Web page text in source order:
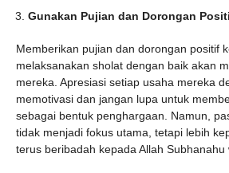
Gunakan Pujian dan Dorongan
Memberikan pujian dan dorongan positif
melaksanakan sholat dengan baik akan
mereka. Apresiasi setiap usaha mereka
memotivasi dan jangan lupa untuk
sebagai bentuk penghargaan. Namun,
tidak menjadi fokus utama, tetapi lebih
terus beribadah kepada Allah Subhanahu